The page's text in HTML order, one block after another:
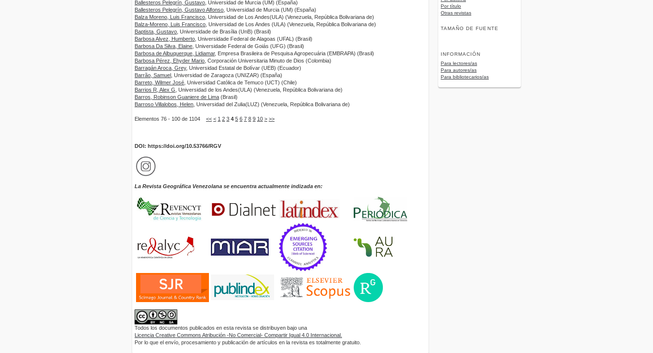
Por título
Otras revistas
TAMAÑO DE FUENTE
INFORMACIÓN
Para lectores/as
Para autores/as
Para bibliotecarios/as
Ballesteros Pelegrín, Gustavo , Universidad de Murcia (UM) (España)
Ballesteros Pelegrín, Gustavo Alfonso , Universidad de Murcia (UM) (España)
Balza Moreno, Luis Francisco , Universidad de Los Andes(ULA) (Venezuela, República Bolivariana de)
Balza-Moreno, Luis Francisco , Universidad de Los Andes (ULA) (Venezuela, República Bolivariana de)
Baptista, Gustavo , Universidade de Brasília (UnB) (Brasil)
Barbosa Alvez, Humberto , Universidade Federal de Alagoas (UFAL) (Brasil)
Barbosa Da Silva, Elaine , Universidade Federal de Goiás (UFG) (Brasil)
Barbosa de Albuquerque, Lidiamar, Empresa Brasileira de Pesquisa Agropecuária (EMBRAPA) (Brasil)
Barbosa Pérez, Ehyder Mario , Corporación Universitaria Minuto de Dios (Colombia)
Barragán Aroca, Grey, Universidad Estatal de Bolívar (UEB) (Ecuador)
Barrão, Samuel , Universidad de Zaragoza (UNIZAR) (España)
Barreto, Wilmer José , Universidad Católica de Temuco (UCT) (Chile)
Barrios R, Alex G , Universidad de los Andes(ULA) (Venezuela, República Bolivariana de)
Barros, Robinson Guaniere de Lima (Brasil)
Barroso Villalobos, Helen , Universidad del Zulia(LUZ) (Venezuela, República Bolivariana de)
Elementos 76 - 100 de 1104 << < 1 2 3 4 5 6 7 8 9 10 > >>
DOI: https://doi.org/10.53766/RGV
La Revista Geográfica Venezolana se encuentra actualmente indizada en:
Todos los documentos publicados en esta revista se distribuyen bajo una
Licencia Creative Commons Atribución -No Comercial- Compartir Igual 4.0 Internacional.
Por lo que el envío, procesamiento y publicación de artículos en la revista es totalmente gratuito.